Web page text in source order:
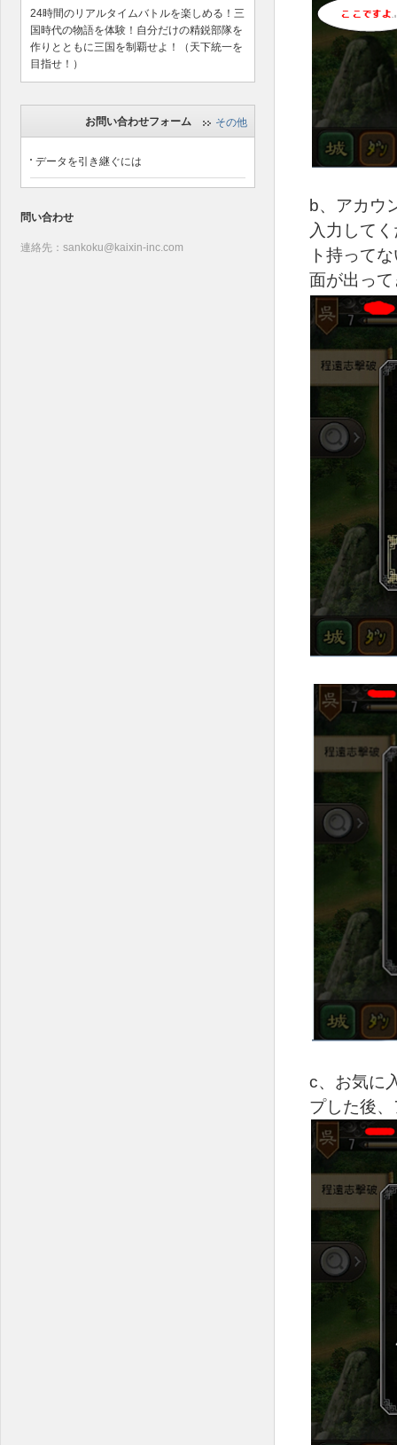
24時間のリアルタイムバトルを楽しめる！三
国時代の物語を体験！自分だけの精鋭部隊を
作りとともに三国を制覇せよ！（天下統一を
目指せ！）
お問い合わせフォーム その他
データを引き継ぐには
問い合わせ
連絡先：sankoku@kaixin-inc.com
b、アカウ
入力して
ト持って
面が出っ
c、お気に
プした後